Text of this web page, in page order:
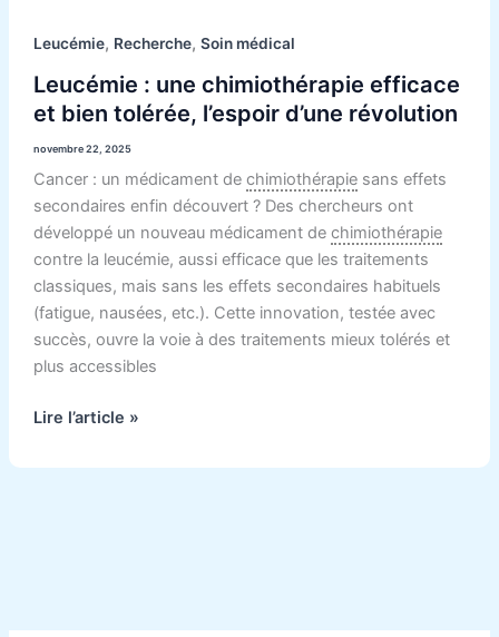
Leucémie, Recherche, Soin médical
Leucémie : une chimiothérapie efficace
et bien tolérée, l’espoir d’une révolution
novembre 22, 2025
Cancer : un médicament de chimiothérapiesans effets
secondaires enfin découvert ? Des chercheurs ont
développé un nouveau médicament de chimiothérapie
contre la leucémie, aussi efficace que les traitements
classiques, mais sans les effets secondaires habituels
(fatigue, nausées, etc.). Cette innovation, testée avec
succès, ouvre la voie à des traitements mieux tolérés et
plus accessibles
Lire l’article »